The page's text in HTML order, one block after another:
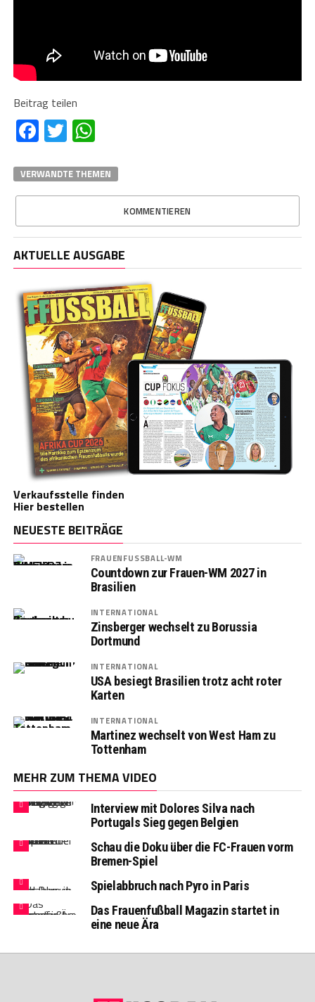
Beitrag teilen
Facebook
TwitterWhatsApp
VERWANDTE THEMEN
KOMMENTIEREN
AKTUELLE AUSGABE
Verkaufsstelle finden
Hier bestellen
NEUESTE BEITRÄGE
FRAUENFUSSBALL-WM
Countdown zur Frauen-WM 2027 in
Brasilien
INTERNATIONAL
Zinsberger wechselt zu Borussia
Dortmund
INTERNATIONAL
USA besiegt Brasilien trotz acht roter
Karten
INTERNATIONAL
Martinez wechselt von West Ham zu
Tottenham
MEHR ZUM THEMA VIDEO
Interview mit Dolores Silva nach
Portugals Sieg gegen Belgien
Schau die Doku über die FC-Frauen vorm
Bremen-Spiel
Spielabbruch nach Pyro in Paris
Das Frauenfußball Magazin startet in
eine neue Ära